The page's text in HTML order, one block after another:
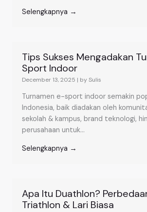
Selengkapnya →
Tips Sukses Mengadakan
Sport Indoor
December 13, 2025 | by Sulis
Turnamen e-sport indoor semakin
Indonesia, baik diadakan oleh
sekolah & kampus, brand teknologi,
perusahaan untuk...
Selengkapnya →
Apa Itu Duathlon?
Triathlon & Lari Biasa